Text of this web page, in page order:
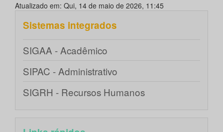
Atualizado em: Qui, 14 de maio de 2026, 11:45
Sistemas integrados
SIGAA - Acadêmico
SIPAC - Administrativo
SIGRH - Recursos Humanos